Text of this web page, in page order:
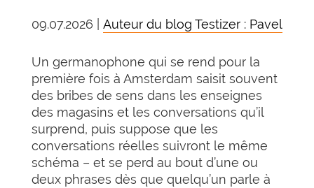
09.07.2026 | Auteur du blog Testizer : Pavel
Un germanophone qui se rend pour la
première fois à Amsterdam saisit souvent
des bribes de sens dans les enseignes
des magasins et les conversations qu’il
surprend, puis suppose que les
conversations réelles suivront le même
schéma – et se perd au bout d’une ou
deux phrases dès que quelqu’un parle à